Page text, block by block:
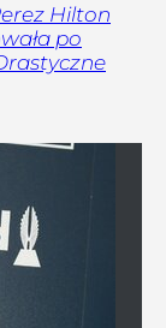
Hilton
po